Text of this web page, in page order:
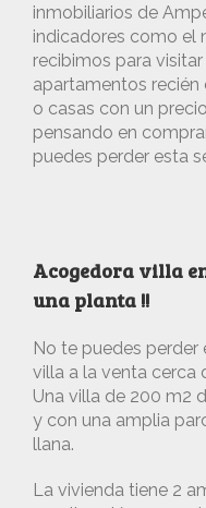
inmobiliarios de
indicadores como el
recibimos para
apartamentos
o casas con un
pensando en
puedes perder esta
Acogedora villa
una planta !!
No te puedes
villa a la venta cerca
Una villa de 200 m2
y con una amplia
llana.
La vivienda tiene 2